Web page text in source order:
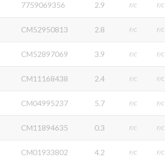
7759069356 2.9 F/C F/C
CM52950813 2.8 F/C F/C
CM52897069 3.9 F/C F/C
CM11168438 2.4 F/C F/C
CM04995237 5.7 F/C F/C
CM11894635 0.3 F/C F/C
CM01933802 4.2 F/C F/C